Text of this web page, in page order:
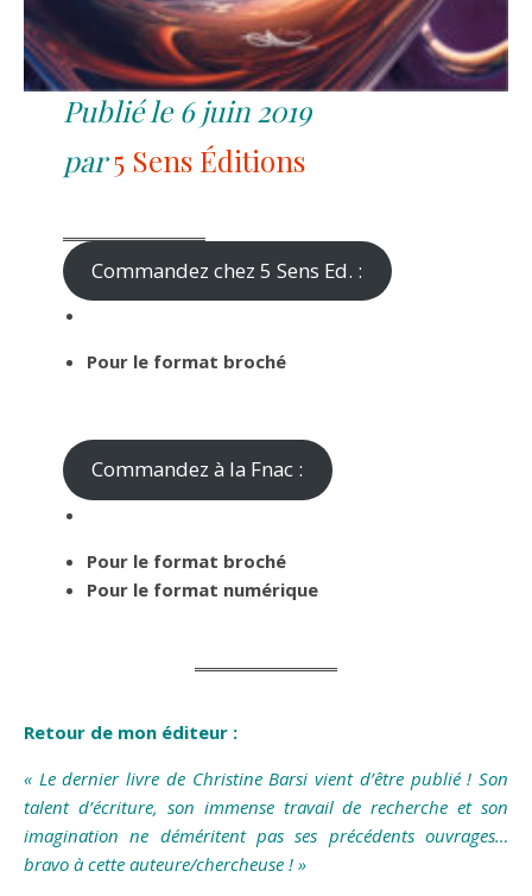
Publié le 6 juin 2019
par5 Sens Éditions
Commandez chez 5 Sens Ed. :
Pour le format broché
Commandez à la Fnac :
Pour le format broché
Pour le format numérique
Retour de mon éditeur :
« Le dernier livre de Christine Barsi vient d’être publié ! Son
talent d’écriture, son immense travail de recherche et son
imagination ne déméritent pas ses précédents ouvrages…
bravo à cette auteure/chercheuse ! »